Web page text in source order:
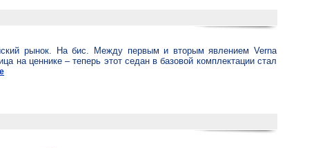
рынок. На бис. Между первым и вторым явлением Verna
на ценнике – теперь этот седан в базовой комплектации стал